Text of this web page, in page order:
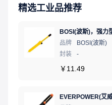
精选工业品推荐
BOSI(波斯)，强力
品牌
BOSI(波斯)
封装
-
￥ 11.49
EVERPOWER(艾